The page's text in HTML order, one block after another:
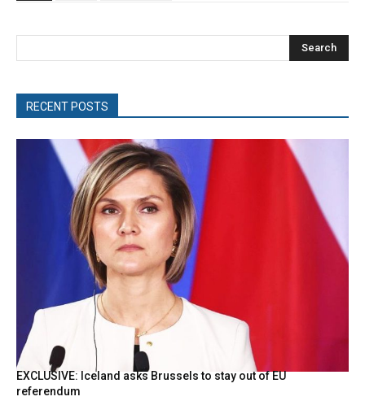
Search
RECENT POSTS
EXCLUSIVE: Iceland asks Brussels to stay out of EU
referendum